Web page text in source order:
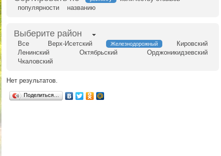
популярности
названию
Выберите район
Все Верх-Исетский Железнодорожный
Кировский
Ленинский
Октябрьский
Орджоникидзевский
Чкаловский
Нет результатов.
Поделиться…